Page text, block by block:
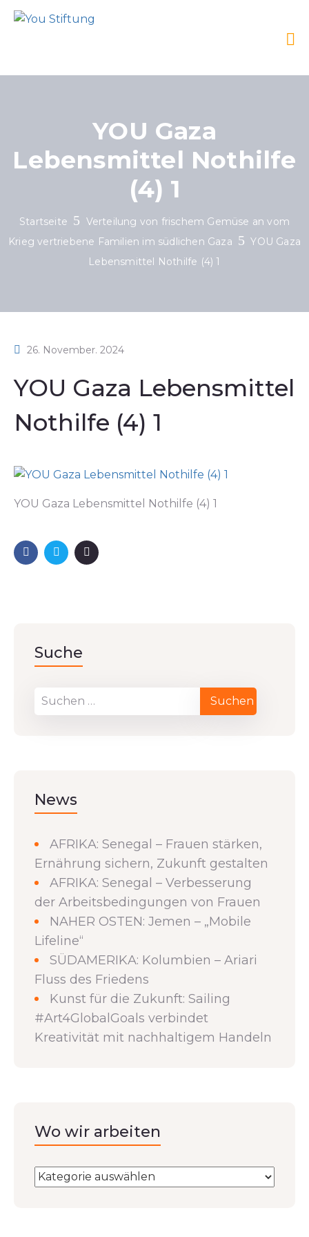
YOU Gaza
Lebensmittel Nothilfe
(4) 1
Startseite
Verteilung von frischem Gemüse an vom
Krieg vertriebene Familien im südlichen Gaza
YOU Gaza
Lebensmittel Nothilfe (4) 1
26. November. 2024
YOU Gaza Lebensmittel
Nothilfe (4) 1
YOU Gaza Lebensmittel Nothilfe (4) 1
Suche
News
AFRIKA: Senegal – Frauen stärken,
Ernährung sichern, Zukunft gestalten
AFRIKA: Senegal – Verbesserung
der Arbeitsbedingungen von Frauen
NAHER OSTEN: Jemen – „Mobile
Lifeline“
SÜDAMERIKA: Kolumbien – Ariari
Fluss des Friedens
Kunst für die Zukunft: Sailing
#Art4GlobalGoals verbindet
Kreativität mit nachhaltigem Handeln
Wo wir arbeiten